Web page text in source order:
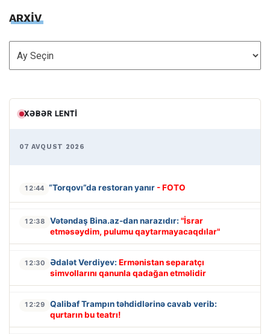
ARXİV
ARXİV
XƏBƏR LENTI
07 AVQUST 2026
12:44 “Torqovı”da restoran yanır - FOTO
12:38 Vətəndaş Bina.az-dan narazıdır: "İsrar
etməsəydim, pulumu qaytarmayacaqdılar"
12:30 Ədalət Verdiyev: Ermənistan separatçı
simvollarını qanunla qadağan etməlidir
12:29
Qalibaf Trampın təhdidlərinə cavab verib:
qurtarın bu teatrı!